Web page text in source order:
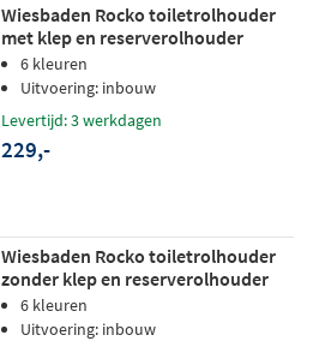
Wiesbaden Rocko toiletrolhouder
met klep en reserverolhouder
inbouw - gunmetal
6 kleuren
Uitvoering: inbouw
Levertijd: 3 werkdagen
229,-
Wiesbaden Rocko toiletrolhouder
zonder klep en reserverolhouder
inbouw - gunmetal
6 kleuren
Uitvoering: inbouw